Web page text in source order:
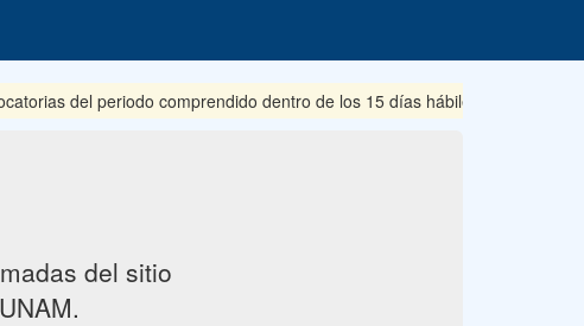
del periodo comprendido dentro de los 15 días hábiles posteriores a
del sitio